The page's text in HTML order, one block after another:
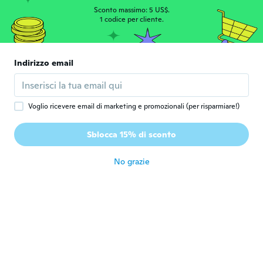
circa 2 anni fa
R Ralf
...very good...
M Marie Laurence
Iscrizione dal 2015 · 463 recensioni
Sconto massimo: 5 US$.
1 codice per cliente.
Indirizzo email
Voglio ricevere email di marketing e promozionali (per risparmiare!)
Sblocca 15% di sconto
No grazie